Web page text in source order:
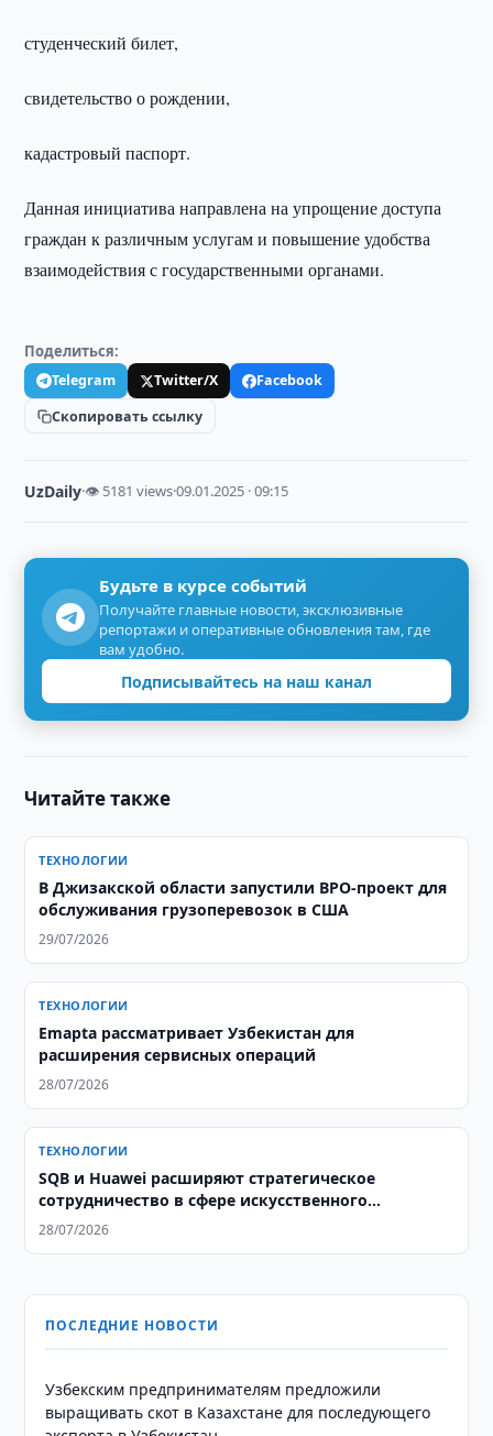
студенческий билет,
свидетельство о рождении,
кадастровый паспорт.
Данная инициатива направлена на упрощение доступа
граждан к различным услугам и повышение удобства
взаимодействия с государственными органами.
Поделиться:
Telegram Twitter/X
Facebook
Скопировать ссылку
UzDaily·👁 5181 views·09.01.2025 · 09:15
Будьте в курсе событий
Получайте главные новости, эксклюзивные
репортажи и оперативные обновления там, где
вам удобно.
Подписывайтесь на наш канал
Читайте также
ТЕХНОЛОГИИ
В Джизакской области запустили BPO-проект для
обслуживания грузоперевозок в США
29/07/2026
ТЕХНОЛОГИИ
Emapta рассматривает Узбекистан для
расширения сервисных операций
28/07/2026
ТЕХНОЛОГИИ
SQB и Huawei расширяют стратегическое
сотрудничество в сфере искусственного
интеллекта
28/07/2026
ПОСЛЕДНИЕ НОВОСТИ
Узбекским предпринимателям предложили
выращивать скот в Казахстане для последующего